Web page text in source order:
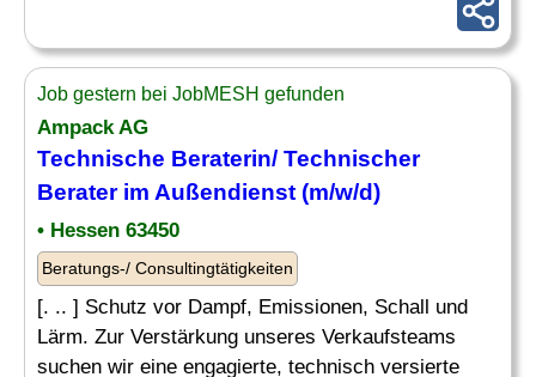
Job gestern bei JobMESH gefunden
Ampack AG
Technische Beraterin/ Technischer
Beraterim Außendienst (m/w/d)
• Hessen 63450
Beratungs-/ Consultingtätigkeiten
[. .. ] Schutz vor Dampf, Emissionen, Schall und
Lärm. Zur Verstärkung unseres Verkaufsteams
suchen wir eine engagierte, technisch versierte